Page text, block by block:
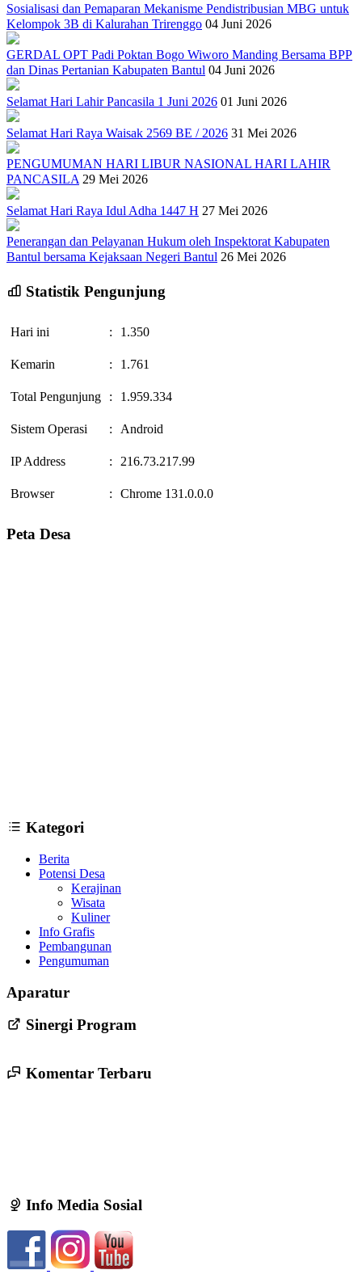
Sosialisasi dan Pemaparan Mekanisme Pendistribusian MBG untuk
Kelompok 3B di Kalurahan Trirenggo 04 Juni 2026
GERDAL OPT Padi Poktan Bogo Wiworo Manding Bersama BPP
dan Dinas Pertanian Kabupaten Bantul 04 Juni 2026
Selamat Hari Lahir Pancasila 1 Juni 2026 01 Juni 2026
Selamat Hari Raya Waisak 2569 BE / 2026 31 Mei 2026
PENGUMUMAN HARI LIBUR NASIONAL HARI LAHIR
PANCASILA 29 Mei 2026
Selamat Hari Raya Idul Adha 1447 H 27 Mei 2026
Penerangan dan Pelayanan Hukum oleh Inspektorat Kabupaten
Bantul bersama Kejaksaan Negeri Bantul 26 Mei 2026
2022-2028 24 Mei 2022
Statistik Pengunjung
Hari ini : 1.350
Kemarin : 1.761
Total Pengunjung : 1.959.334
Sistem Operasi : Android
IP Address : 216.73.217.99
Browser : Chrome 131.0.0.0
Peta Desa
Kategori
Berita
Potensi Desa
Kerajinan
Wisata
Kuliner
Info Grafis
Pembangunan
Pengumuman
Aparatur
Sinergi Program
Komentar Terbaru
Info Media Sosial